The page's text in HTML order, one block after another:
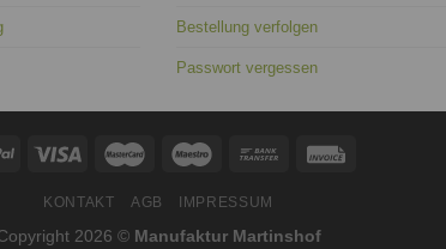
Bestellung verfolgen
Passwort vergessen
KONTAKT AGB IMPRESSUM
2026 © Manufaktur Martinshof